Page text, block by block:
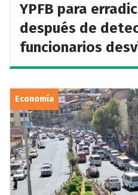
YPFB para
después de
funcionarios
Economía